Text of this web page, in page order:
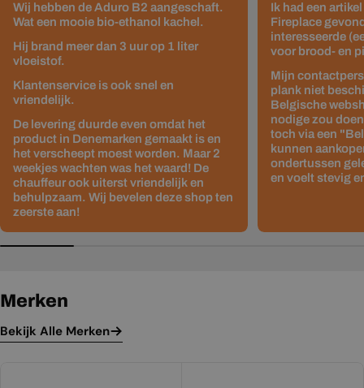
Wij hebben de Aduro B2 aangeschaft.
Wat een mooie bio-ethanol kachel.
Hij brand meer dan 3 uur op 1 liter
vloeistof.
Klantenservice is ook snel en
vriendelijk.
De levering duurde even omdat het
product in Denemarken gemaakt is en
het verscheept moest worden. Maar 2
weekjes wachten was het waard! De
chauffeur ook uiterst vriendelijk en
behulpzaam. Wij bevelen deze shop ten
zeerste aan!
Ik had een
Fireplace
interesseerde
voor brood- en
Mijn
plank niet
Belgische
nodige zou
toch via een
kunnen
ondertussen
en voelt stevig
Merken
Bekijk Alle Merken